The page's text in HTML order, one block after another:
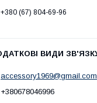
+380 (67) 804-69-96
accessory1969@gmail.com
+380678046996